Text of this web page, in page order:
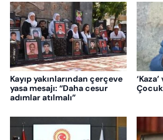
Kayıp yakınlarından çerçeve
yasa mesajı: “Daha cesur
adımlar atılmalı”